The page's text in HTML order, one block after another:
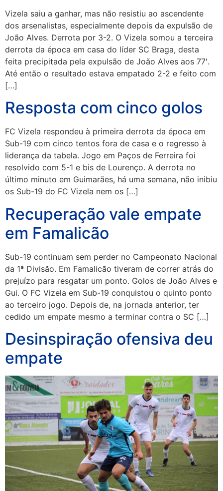
Vizela saiu a ganhar, mas não resistiu ao ascendente
dos arsenalistas, especialmente depois da expulsão de
João Alves. Derrota por 3-2. O Vizela somou a terceira
derrota da época em casa do líder SC Braga, desta
feita precipitada pela expulsão de João Alves aos 77′.
Até então o resultado estava empatado 2-2 e feito com
[…]
Resposta com cinco golos
FC Vizela respondeu à primeira derrota da época em
Sub-19 com cinco tentos fora de casa e o regresso à
liderança da tabela. Jogo em Paços de Ferreira foi
resolvido com 5-1 e bis de Lourenço. A derrota no
último minuto em Guimarães, há uma semana, não inibiu
os Sub-19 do FC Vizela nem os […]
Recuperação vale empate
em Famalicão
Sub-19 continuam sem perder no Campeonato Nacional
da 1ª Divisão. Em Famalicão tiveram de correr atrás do
prejuízo para resgatar um ponto. Golos de João Alves e
Gui. O FC Vizela em Sub-19 conquistou o quinto ponto
ao terceiro jogo. Depois de, na jornada anterior, ter
cedido um empate mesmo a terminar contra o SC […]
Desinspiração ofensiva deu
empate